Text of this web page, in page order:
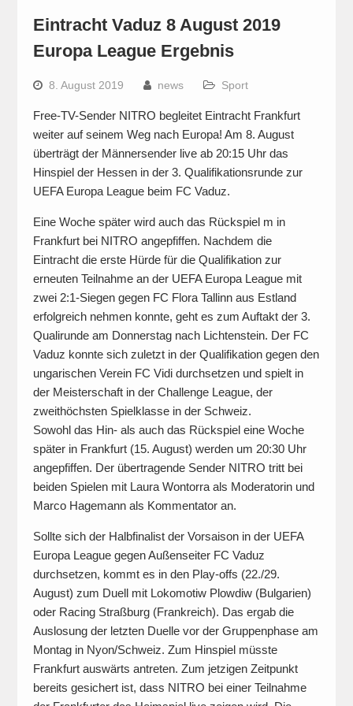
Eintracht Vaduz 8 August 2019
Europa League Ergebnis
8. August 2019 news Sport
Free-TV-Sender NITRO begleitet Eintracht Frankfurt
weiter auf seinem Weg nach Europa! Am 8. August
überträgt der Männersender live ab 20:15 Uhr das
Hinspiel der Hessen in der 3. Qualifikationsrunde zur
UEFA Europa League beim FC Vaduz.
Eine Woche später wird auch das Rückspiel m in
Frankfurt bei NITRO angepfiffen. Nachdem die
Eintracht die erste Hürde für die Qualifikation zur
erneuten Teilnahme an der UEFA Europa League mit
zwei 2:1-Siegen gegen FC Flora Tallinn aus Estland
erfolgreich nehmen konnte, geht es zum Auftakt der 3.
Qualirunde am Donnerstag nach Lichtenstein. Der FC
Vaduz konnte sich zuletzt in der Qualifikation gegen den
ungarischen Verein FC Vidi durchsetzen und spielt in
der Meisterschaft in der Challenge League, der
zweithöchsten Spielklasse in der Schweiz.
Sowohl das Hin- als auch das Rückspiel eine Woche
später in Frankfurt (15. August) werden um 20:30 Uhr
angepfiffen. Der übertragende Sender NITRO tritt bei
beiden Spielen mit Laura Wontorra als Moderatorin und
Marco Hagemann als Kommentator an.
Sollte sich der Halbfinalist der Vorsaison in der UEFA
Europa League gegen Außenseiter FC Vaduz
durchsetzen, kommt es in den Play-offs (22./29.
August) zum Duell mit Lokomotiw Plowdiw (Bulgarien)
oder Racing Straßburg (Frankreich). Das ergab die
Auslosung der letzten Duelle vor der Gruppenphase am
Montag in Nyon/Schweiz. Zum Hinspiel müsste
Frankfurt auswärts antreten. Zum jetzigen Zeitpunkt
bereits gesichert ist, dass NITRO bei einer Teilnahme